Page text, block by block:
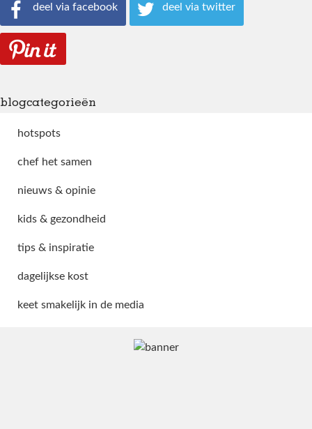
deel via facebook deel via twitter
blogcategorieën
hotspots
chef het samen
nieuws & opinie
kids & gezondheid
tips & inspiratie
dagelijkse kost
keet smakelijk in de media